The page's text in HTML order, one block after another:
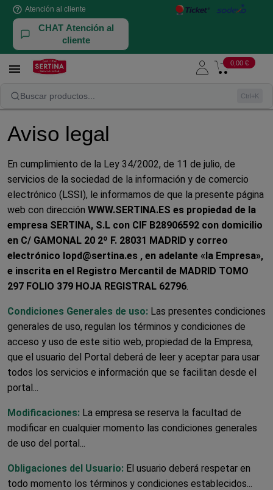
help_outline Atención al cliente
CHAT Atención al
cliente
 0,00 €
Buscar productos... Ctrl+K
Aviso legal
Aviso legal
En cumplimiento de la Ley 34/2002, de 11 de julio, de
servicios de la sociedad de la información y de comercio
electrónico (LSSI), le informamos de que la presente página
web con dirección WWW.SERTINA.ES es propiedad de la
empresa SERTINA, S.L con CIF B28906592 con domicilio
en C/ GAMONAL 20 2º F. 28031 MADRID y correo
electrónico lopd@sertina.es , en adelante «la Empresa»,
e inscrita en el Registro Mercantil de MADRID TOMO
297 FOLIO 379 HOJA REGISTRAL 62796.
Condiciones Generales de uso: Las presentes condiciones
generales de uso, regulan los términos y condiciones de
acceso y uso de este sitio web, propiedad de la Empresa,
que el usuario del Portal deberá de leer y aceptar para usar
todos los servicios e información que se facilitan desde el
portal...
Modificaciones: La empresa se reserva la facultad de
modificar en cualquier momento las condiciones generales
de uso del portal...
Obligaciones del Usuario: El usuario deberá respetar en
todo momento los términos y condiciones establecidos...